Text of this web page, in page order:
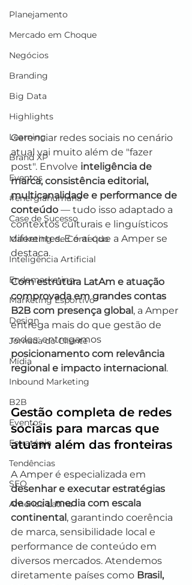
Planejamento
Mercado em Choque
Negócios
Branding
Big Data
Highlights
Learning
Brand XP
Eventos
#energiahumana
Case de Sucesso
Marketing de Conteúdo
Inteligência Artificial
Endomarketing
Marketing Esportivo
Design
Jornada do Cliente
Mídia
Inbound Marketing
B2B
Eventos
Estratégia
Tendências
SEO
América Latina
Gerenciar redes sociais no cenário
atual vai muito além de "fazer
post". Envolve inteligência de
marca, consistência editorial,
multicanalidade e performance de
conteúdo — tudo isso adaptado a
contextos culturais e linguísticos
diferentes. E é aí que a Amper se
destaca.
Com estrutura LatAm e atuação
comprovada em grandes contas
B2B com presença global, a Amper
entrega mais do que gestão de
redes: entregamos
posicionamento com relevância
regional e impacto internacional.
Gestão completa de redes
sociais para marcas que
atuam além das fronteiras
A Amper é especializada em
desenhar e executar estratégias
de social media com escala
continental, garantindo coerência
de marca, sensibilidade local e
performance de conteúdo em
diversos mercados. Atendemos
diretamente países como Brasil,